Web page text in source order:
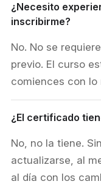
¿Necesito
inscribirme?
No. No se
previo. El curso
comiences con lo
¿El certificado
No, no la tiene.
actualizarse, al
al día con los